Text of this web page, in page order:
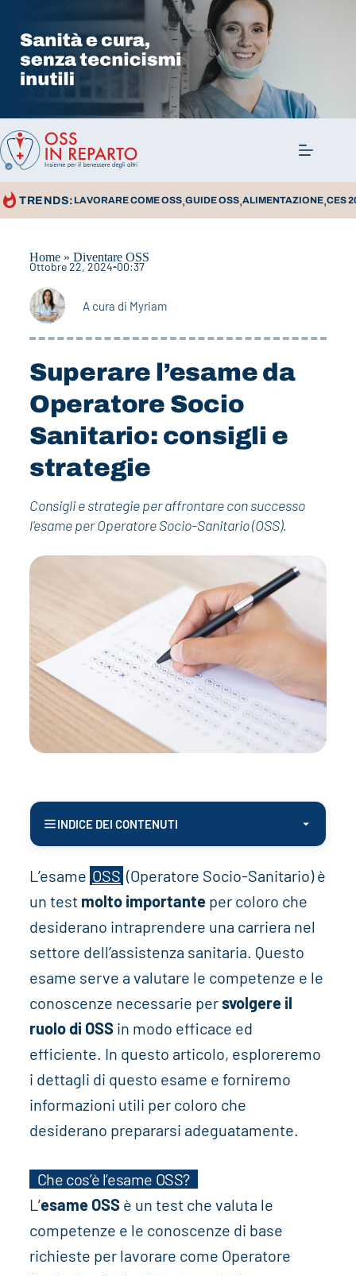
TRENDS: LAVORARE COME OSS,GUIDE OSS,ALIMENTAZIONE,CES
Home» Diventare OSS
Ottobre 22, 2024 00:37
A cura di Myriam
Superare l’esame da
Operatore Socio
Sanitario: consigli e
strategie
Consigli e strategie per affrontare con successo
l'esame per Operatore Socio-Sanitario (OSS).
INDICE DEI CONTENUTI
L’esame OSS (Operatore Socio-Sanitario) è
un test molto importanteper coloro che
desiderano intraprendere una carriera nel
settore dell’assistenza sanitaria. Questo
esame serve a valutare le competenze e le
conoscenze necessarie persvolgere il
ruolo di OSSin modo efficace ed
efficiente. In questo articolo, esploreremo
i dettagli di questo esame e forniremo
informazioni utili per coloro che
desiderano prepararsi adeguatamente.
Che cos’è l’esame OSS?
L’esame OSSè un test che valuta le
competenze e le conoscenze di base
richieste per lavorare come Operatore